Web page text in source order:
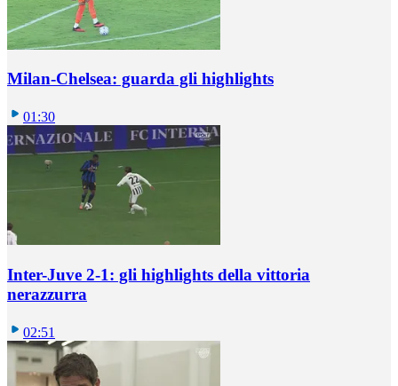
Milan-Chelsea: guarda gli highlights
01:30
Inter-Juve 2-1: gli highlights della vittoria
nerazzurra
02:51